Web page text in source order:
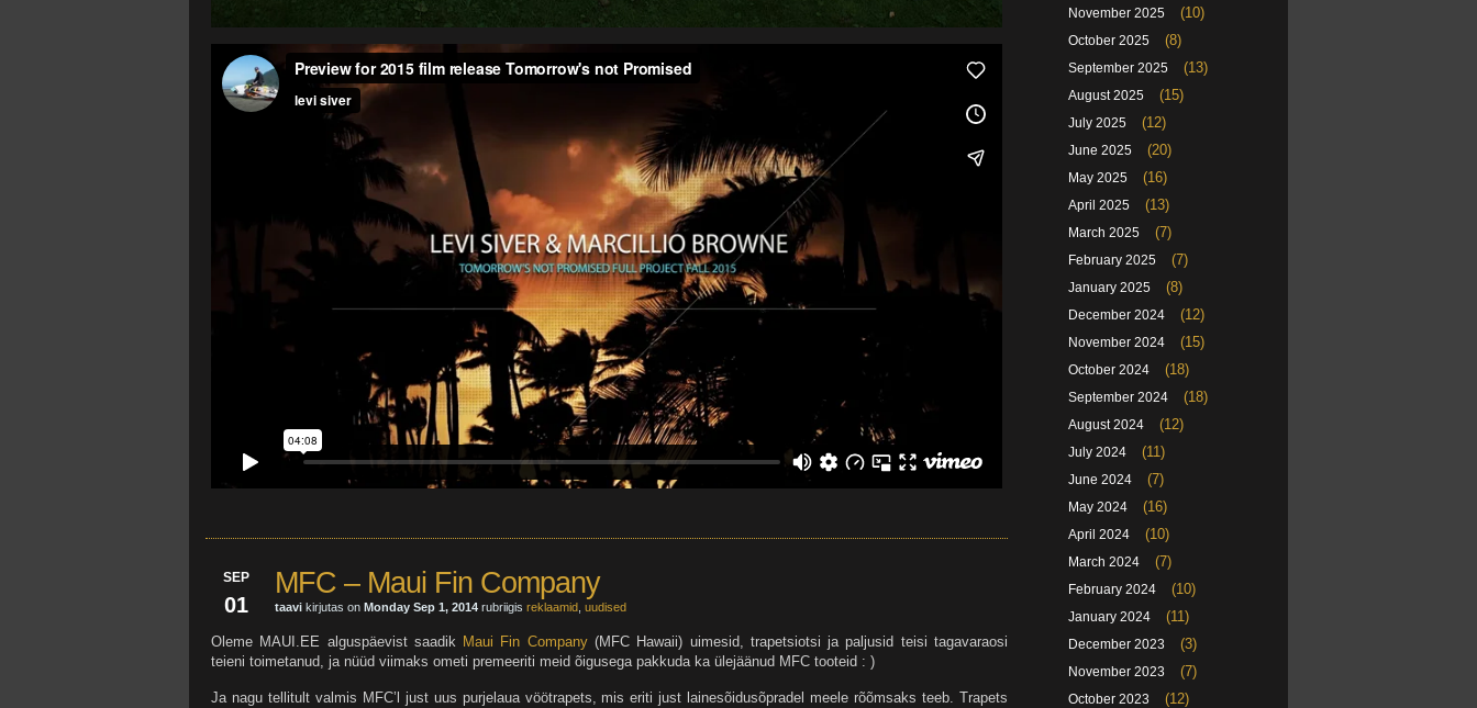
SEP
01
MFC – Maui Fin Company
taavi kirjutas on Monday Sep 1, 2014 rubriigis reklaamid, uudised
Oleme MAUI.EE alguspäevist saadik Maui Fin Company(MFC Hawaii) uimesid, trapetsiotsi ja paljusid teisi tagavaraosi
teieni toimetanud, ja nüüd viimaks ometi premeeriti meid õigusega pakkuda ka ülejäänud MFC tooteid : )
Ja nagu tellitult valmis MFC’l just uus purjelaua vöötrapets, mis eriti just lainesõidusõpradel meele rõõmsaks teeb. Trapets
November 2025 (10)
October 2025 (8)
September 2025 (13)
August 2025 (15)
July 2025 (12)
June 2025 (20)
May 2025 (16)
April 2025 (13)
March 2025 (7)
February 2025 (7)
January 2025 (8)
December 2024 (12)
November 2024 (15)
October 2024 (18)
September 2024 (18)
August 2024 (12)
July 2024 (11)
June 2024 (7)
May 2024 (16)
April 2024 (10)
March 2024 (7)
February 2024 (10)
January 2024 (11)
December 2023 (3)
November 2023 (7)
October 2023 (12)